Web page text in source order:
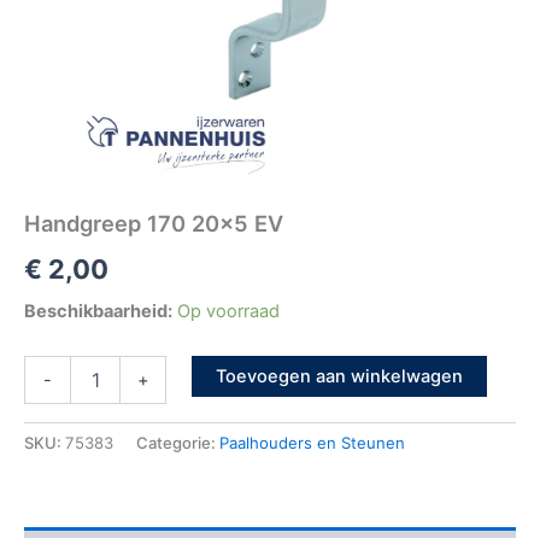
Handgreep 170 20×5 EV
€ 2,00
Beschikbaarheid: Op voorraad
- + Toevoegen aan winkelwagen
SKU: 75383 Categorie: Paalhouders en Steunen